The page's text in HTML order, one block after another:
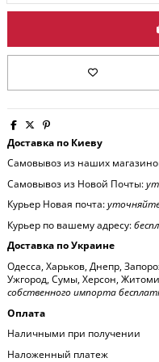
Доставка по Киеву
Самовывоз из наших
Самовывоз из Новой Почты:
Курьер Новая почта:
Курьер по вашему адресу:
Доставка по Украине
Одесса, Харьков, Днепр,
Ужгород, Сумы, Херсон,
собственного импорта
Оплата
Наличными при получении
Наложенный платеж